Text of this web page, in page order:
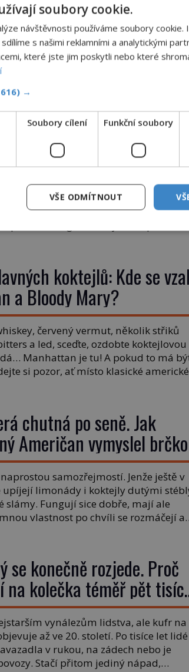
DALŠÍ ČLÁNEK
Franco: Diktátor s jedním
který toužil po jaderné
zbrani!
Tajemství prostoru, který
štěstí
otáčí postel, hlídá polohu zrcadel
rostliny, vodu nebo dřevo? Feng
není jen soubor zdí a nábytku. Je to
koktejlů: Kde se vzal
a Bloody Mary?
červený vermut, několik střiků
a led, sceďte, ozdobte koktejlovou
Manhattan je tu! A pokud to má
si pozor, ať místo klasické americké
chutná po seně. Jak
Američan vymyslel brčko
samozřejmostí. Jenže ještě v
upíjejí limonády i koktejly dutými
slámy. Fungují sice dobře, mají ale
vlastnost po chvíli se rozmáčejí a
který změní způsob pití po celém
se konečně rozjede. Proč
na kolečka téměř pět tisíc
vynálezům lidstva, ale kufr na
až ve 20. století. Po tisíce let lidé
v rukou, na zádech nebo je
Stačí přitom jediný nápad,
soubory cookie.
návštěvnosti používáme soubory cookie.
s našimi reklamními a analytickými
které jste jim poskytli nebo které
→
Soubory cílení Funkční soubory
VŠE ODMÍTNOUT